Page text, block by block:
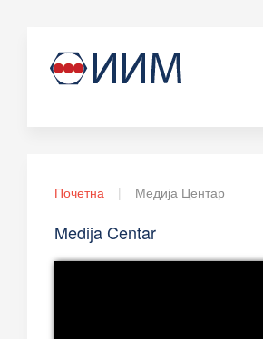
Почетна Медија Центар
Medija Centar